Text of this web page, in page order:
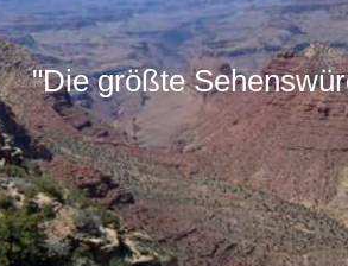
"Die größte